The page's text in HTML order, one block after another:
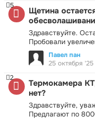
Щетина
Здравствуйте.
Пробовали
5
Павел пан
25 октября '25
Термокамера
нет?
Здравствуйте,
Предлагают по
2